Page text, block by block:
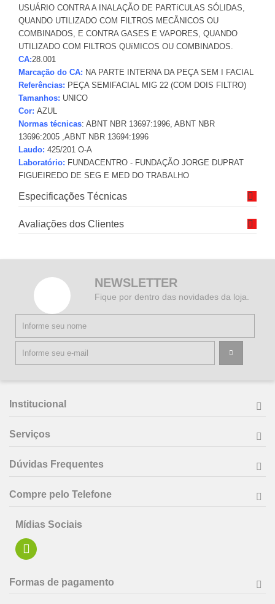
USUÁRIO CONTRA A INALAÇÃO DE PARTíCULAS SÓLIDAS,
QUANDO UTILIZADO COM FILTROS MECÃNICOS OU
COMBINADOS, E CONTRA GASES E VAPORES, QUANDO
UTILIZADO COM FILTROS QUíMICOS OU COMBINADOS.
CA:28.001
Marcação do CA: NA PARTE INTERNA DA PEÇA SEM I FACIAL
Referências: PEÇA SEMIFACIAL MIG 22 (COM DOIS FILTRO)
Tamanhos: UNICO
Cor: AZUL
Normas técnicas: ABNT NBR 13697:1996, ABNT NBR
13696:2005 ,ABNT NBR 13694:1996
Laudo: 425/201 O-A
Laboratório: FUNDACENTRO - FUNDAÇÃO JORGE DUPRAT
FIGUEIREDO DE SEG E MED DO TRABALHO
Especificações Técnicas
Avaliações dos Clientes
NEWSLETTER
Fique por dentro das novidades da loja.
Institucional
Serviços
Dúvidas Frequentes
Compre pelo Telefone
Mídias Sociais
Formas de pagamento